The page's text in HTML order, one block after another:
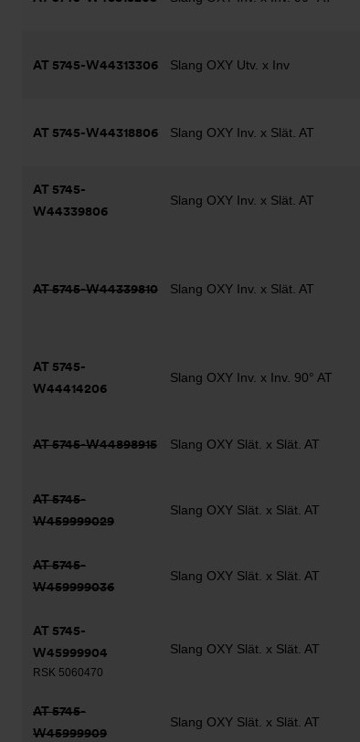
AT 5745-W44313306 Slang OXY Utv. x Inv
AT 5745-W44318806 Slang OXY Inv. x Slät. AT
AT 5745-
W44339806
Slang OXY Inv. x Slät. AT
AT 5745-W44339810 Slang OXY Inv. x Slät. AT
AT 5745-
W44414206
Slang OXY Inv. x Inv. 90° AT
AT 5745-W44898915 Slang OXY Slät. x Slät. AT
AT 5745-
W459999029
Slang OXY Slät. x Slät. AT
AT 5745-
W459999036
Slang OXY Slät. x Slät. AT
AT 5745-
W45999904
RSK 5060470
Slang OXY Slät. x Slät. AT
AT 5745-
W45999909
Slang OXY Slät. x Slät. AT